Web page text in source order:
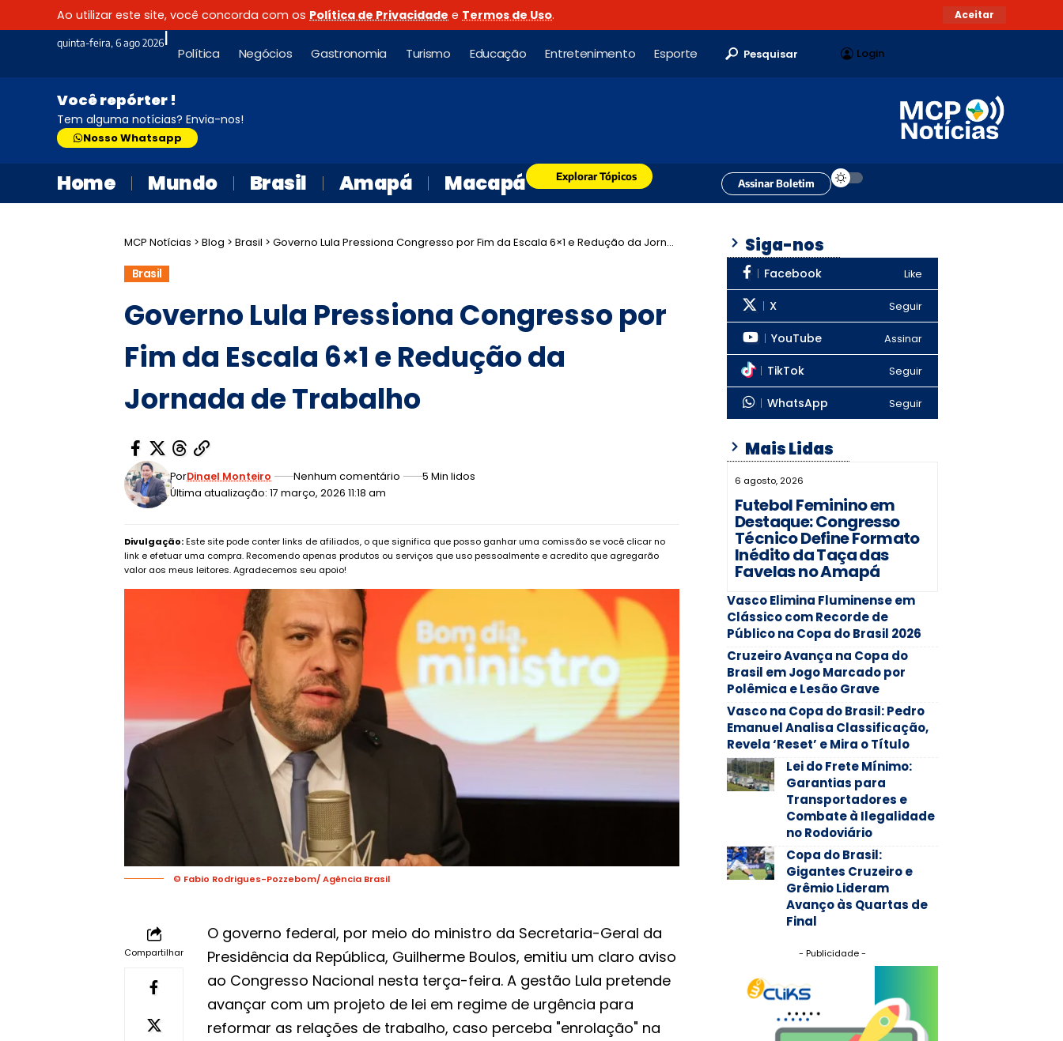
Ao utilizar este site, você concorda com os Política de Privacidade e Termos de Uso. Aceitar
quinta-feira, 6 ago 2026|
Política Negócios Gastronomia Turismo Educação Entretenimento Esporte Pesquisar Login
Você repórter !
Tem alguma notícias? Envia-nos!
Nosso Whatsapp
Home Mundo Brasil Amapá Macapá Explorar Tópicos
Assinar Boletim
MCP Notícias > Blog > Brasil > Governo Lula Pressiona Congresso por Fim da Escala 6×1 e Redução da Jornada de Trabalho
Brasil
Governo Lula Pressiona Congresso por
Fim da Escala 6×1 e Redução da
Jornada de Trabalho
Última atualização: 17 março, 2026 11:18 am
PorDinael Monteiro Nenhum comentário 5 Min lidos
Divulgação:Este site pode conter links de afiliados, o que significa que posso ganhar uma comissão se você clicar no
link e efetuar uma compra. Recomendo apenas produtos ou serviços que uso pessoalmente e acredito que agregarão
valor aos meus leitores. Agradecemos seu apoio!
© Fabio Rodrigues-Pozzebom/ Agência Brasil
Compartilhar
O governo federal, por meio do ministro da Secretaria-Geral da
Presidência da República, Guilherme Boulos, emitiu um claro aviso
ao Congresso Nacional nesta terça-feira. A gestão Lula pretende
avançar com um projeto de lei em regime de urgência para
reformar as relações de trabalho, caso perceba "enrolação" na
Siga-nos
Facebook Like
X Seguir
YouTube Assinar
TikTok Seguir
WhatsApp Seguir
Mais Lidas
6 agosto, 2026
Futebol Feminino em
Destaque: Congresso
Técnico Define Formato
Inédito da Taça das
Favelas no Amapá
Vasco Elimina Fluminense em
Clássico com Recorde de
Público na Copa do Brasil 2026
Cruzeiro Avança na Copa do
Brasil em Jogo Marcado por
Polêmica e Lesão Grave
Vasco na Copa do Brasil: Pedro
Emanuel Analisa Classificação,
Revela ‘Reset’ e Mira o Título
Lei do Frete Mínimo:
Garantias para
Transportadores e
Combate à Ilegalidade
no Rodoviário
Copa do Brasil:
Gigantes Cruzeiro e
Grêmio Lideram
Avanço às Quartas de
Final
- Publicidade -